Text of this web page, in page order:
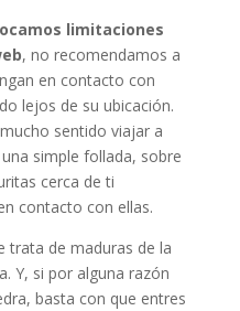
limitaciones
, no recomendamos a
en contacto con
lejos de su ubicación.
sentido viajar a
simple follada, sobre
cerca de ti
contacto con ellas.
trata de maduras de la
Y, si por alguna razón
basta con que entres